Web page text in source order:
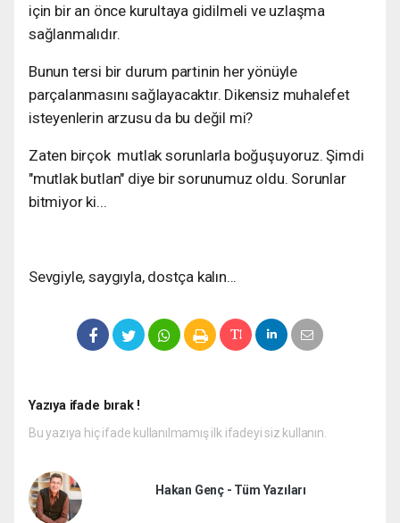
için bir an önce kurultaya gidilmeli ve uzlaşma
sağlanmalıdır.
Bunun tersi bir durum partinin her yönüyle
parçalanmasını sağlayacaktır. Dikensiz muhalefet
isteyenlerin arzusu da bu değil mi?
Zaten birçok mutlak sorunlarla boğuşuyoruz. Şimdi
"mutlak butlan" diye bir sorunumuz oldu. Sorunlar
bitmiyor ki...
Sevgiyle, saygıyla, dostça kalın...
Yazıya ifade bırak !
Bu yazıya hiç ifade kullanılmamış ilk ifadeyi siz kullanın.
Hakan Genç - Tüm Yazıları